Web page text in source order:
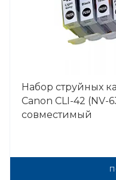
Набор струйных
Canon CLI-42 (NV-
совместимый